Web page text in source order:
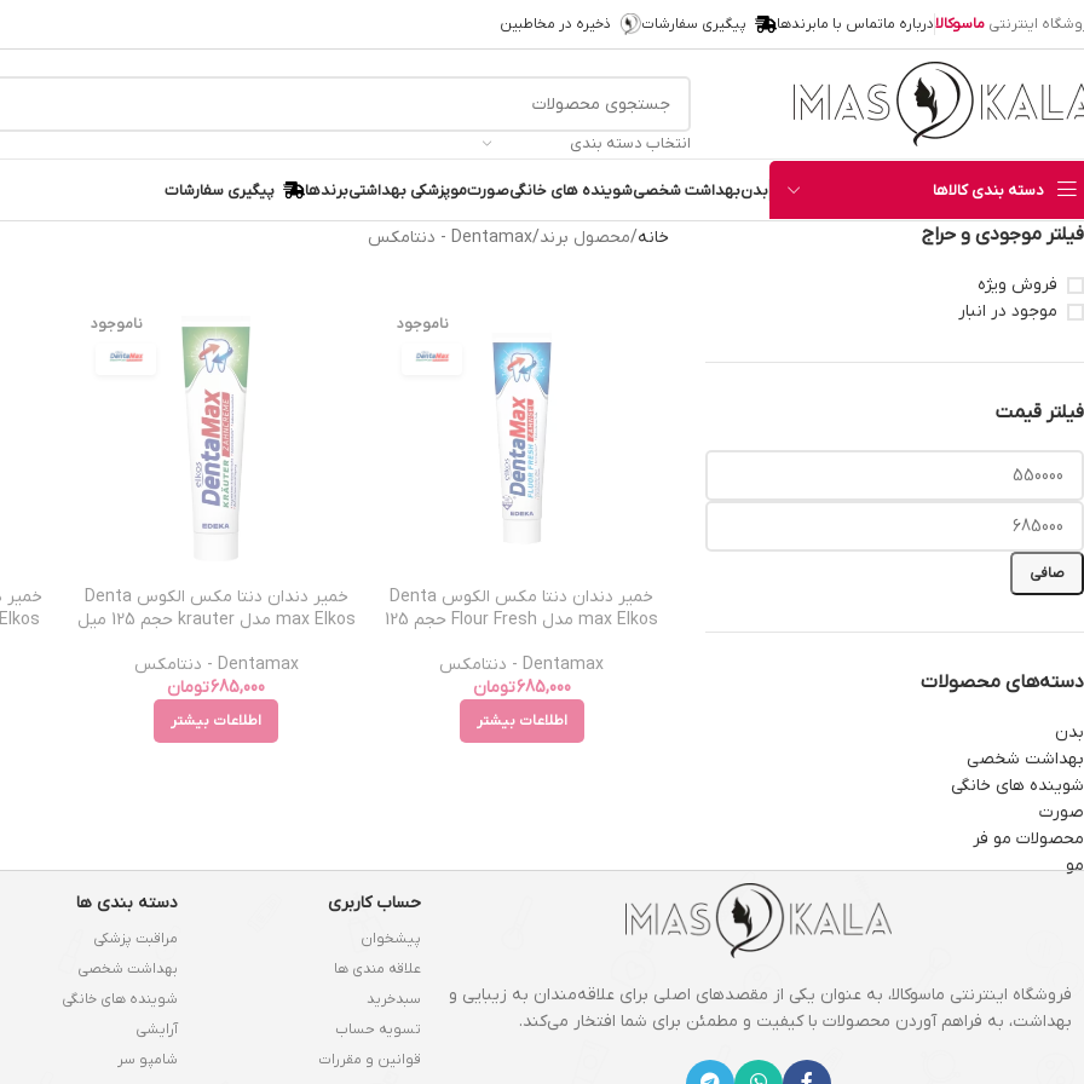
اینترنتی ماسوکالادرباره ماتماس با مابرندها پیگیری سفارشات ذخیره در مخاطبین
انتخاب دسته بندی
دسته بندی کالاها بدنبهداشت شخصیشوینده های خانگیصورتموپزشکی بهداشتیبرندها پیگیری سفارشات
فیلتر موجودی و حراج
فروش ویژه
موجود در انبار
فیلتر قیمت
صافی
دسته‌های محصولات
بدن
بهداشت شخصی
شوینده های خانگی
صورت
محصولات مو فر
مو
خانه محصول برند Dentamax - دنتامکس
ناموجود
خمیر دندان دنتا مکس الکوس Denta
max Elkos مدل Flour Fresh حجم 125
Dentamax - دنتامکس
685,000تومان
اطلاعات بیشتر
ناموجود
خمیر دندان دنتا مکس الکوس Denta
max Elkos مدل krauter حجم 125 میل
Dentamax - دنتامکس
685,000تومان
اطلاعات بیشتر
فروشگاه اینترنتی ماسوکالا، به عنوان یکی از مقصدهای اصلی برای علاقه‌مندان به زیبایی و
بهداشت، به فراهم آوردن محصولات با کیفیت و مطمئن برای شما افتخار می‌کند.
حساب کاربری
پیشخوان
علاقه مندی ها
سبدخرید
تسویه حساب
قوانین و مقررات
دسته بندی ها
مراقبت پزشکی
بهداشت شخصی
شوینده های خانگی
آرایشی
شامپو سر